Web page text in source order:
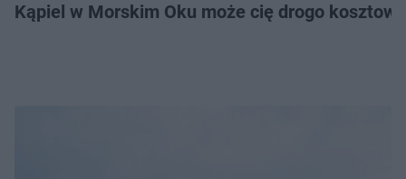
Kąpiel w Morskim Oku może cię drogo